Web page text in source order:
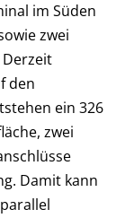
im Süden
zwei
den
ein 326
zwei
Damit kann